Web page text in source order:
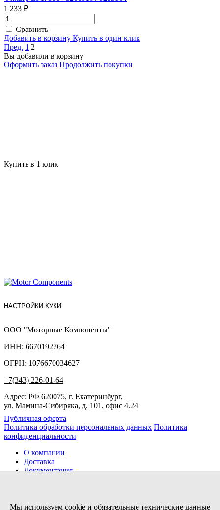
1 233 ₽
Сравнить
Добавить в корзину Купить в один клик
Пред. 1 2
Вы добавили в корзину
Оформить заказ Продолжить покупки
Купить в 1 клик
НАСТРОЙКИ КУКИ
ООО "Моторные Компоненты"
ИНН: 6670192764
ОГРН: 1076670034627
+7(343) 226-01-64
Адрес: РФ 620075, г. Екатеринбург,
ул. Мамина-Сибиряка, д. 101, офис 4.24
Публичная оферта
Политика обработки персональных данных Политика
конфиденциальности
О компании
Доставка
Документация
Контакты
Мы используем cookie и обязательные технические данные